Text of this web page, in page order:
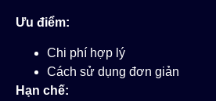
Ưu điểm:
Chi phí hợp lý
Cách sử dụng đơn giản
Hạn chế: